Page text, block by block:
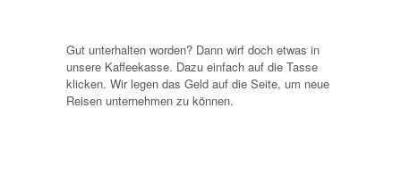
Gut unterhalten worden? Dann wirf doch etwas in
unsere Kaffeekasse. Dazu einfach auf die Tasse
klicken. Wir legen das Geld auf die Seite, um neue
Reisen unternehmen zu können.